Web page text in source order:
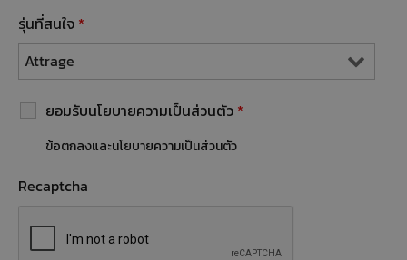
รุ่นที่สนใจ *
ยอมรับนโยบายความเป็นส่วนตัว *
ข้อตกลงและนโยบายความเป็นส่วนตัว
Recaptcha